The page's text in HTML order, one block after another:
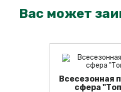
Вас может
Всесезонная
сфера